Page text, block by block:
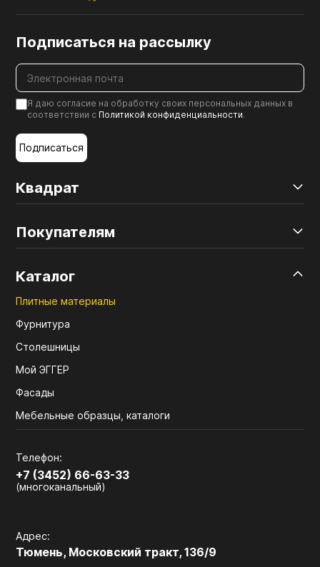
Квадрат
Покупателям
Каталог
Плитные материалы
Фурнитура
Столешницы
Мой ЭГГЕР
Фасады
Мебельные образцы, каталоги
Телефон:
+7 (3452) 66-63-33
(многоканальный)
Адрес:
Тюмень, Московский тракт, 136/9
Подписаться на рассылку
Я даю согласие на обработку своих персональных данных в
соответствии с Политикой конфиденциальности.
Подписаться